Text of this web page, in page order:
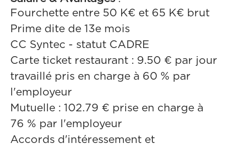
Fourchette entre 50 K€ et 65 K€ brut
Prime dite de 13e mois
CC Syntec - statut CADRE
Carte ticket restaurant : 9.50 € par jour
travaillé pris en charge à 60 % par
l'employeur
Mutuelle : 102.79 € prise en charge à
76 % par l'employeur
Accords d'intéressement et